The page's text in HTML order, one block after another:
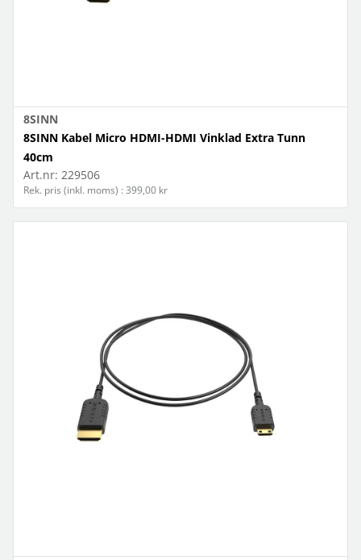
8SINN
8SINN Kabel Micro HDMI-HDMI Vinklad Extra Tunn
40cm
Art.nr: 229506
Rek. pris (inkl. moms) : 399,00 kr